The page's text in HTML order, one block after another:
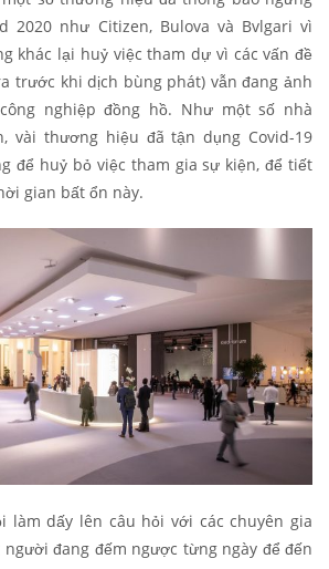
2020 như Citizen, Bulova và Bvlgari vì
khác lại huỷ việc tham dự vì các vấn đề
trước khi dịch bùng phát) vẫn đang ảnh
nghiệp đồng hồ. Như một số nhà
vài thương hiệu đã tận dụng Covid-19
để huỷ bỏ việc tham gia sự kiện, để tiết
gian bất ổn này.
làm dấy lên câu hỏi với các chuyên gia
đang đếm ngược từng ngày để đến